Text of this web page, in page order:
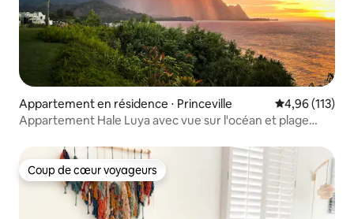
Appartement en résidence ⋅ Princeville Évaluation
4,96 (113)
Appartement Hale Luya avec vue sur l'océan et plage
Coup de cœur voyageurs
Coup de cœur voyageurs